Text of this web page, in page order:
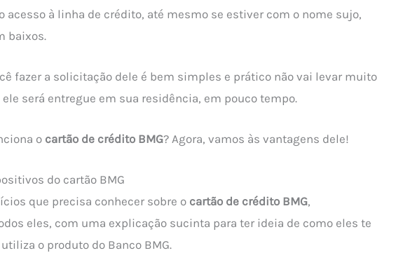
acesso à linha de crédito, até mesmo se estiver com o nome sujo,
baixos.
fazer a solicitação dele é bem simples e prático não vai levar muito
será entregue em sua residência, em pouco tempo.
o cartão de crédito BMG? Agora, vamos às vantagens dele!
do cartão BMG
que precisa conhecer sobre o cartão de crédito BMG,
eles, com uma explicação sucinta para ter ideia de como eles te
o produto do Banco BMG.